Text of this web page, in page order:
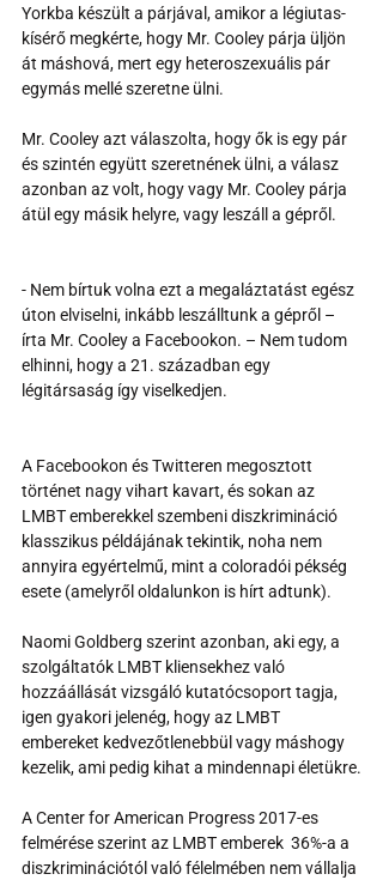
Yorkba készült a párjával, amikor a légiutas-
kísérő megkérte, hogy Mr. Cooley párja üljön
át máshová, mert egy heteroszexuális pár
egymás mellé szeretne ülni.
Mr. Cooley azt válaszolta, hogy ők is egy pár
és szintén együtt szeretnének ülni, a válasz
azonban az volt, hogy vagy Mr. Cooley párja
átül egy másik helyre, vagy leszáll a gépről.
- Nem bírtuk volna ezt a megaláztatást egész
úton elviselni, inkább leszálltunk a gépről –
írta Mr. Cooley a Facebookon. – Nem tudom
elhinni, hogy a 21. században egy
légitársaság így viselkedjen.
A Facebookon és Twitteren megosztott
történet nagy vihart kavart, és sokan az
LMBT emberekkel szembeni diszkrimináció
klasszikus példájának tekintik, noha nem
annyira egyértelmű, mint a coloradói pékség
esete (amelyről oldalunkon is hírt adtunk).
Naomi Goldberg szerint azonban, aki egy, a
szolgáltatók LMBT kliensekhez való
hozzáállását vizsgáló kutatócsoport tagja,
igen gyakori jelenég, hogy az LMBT
embereket kedvezőtlenebbül vagy máshogy
kezelik, ami pedig kihat a mindennapi életükre.
A Center for American Progress 2017-es
felmérése szerint az LMBT emberek  36%-a a
diszkriminációtól való félelmében nem vállalja